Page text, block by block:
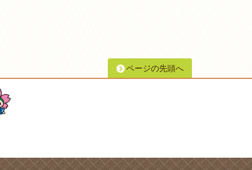
ページの先頭へ